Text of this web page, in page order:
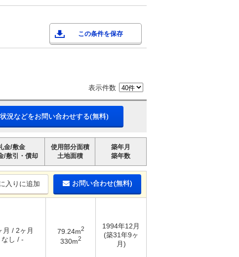
この条件を保存
表示件数
況などをお問い合わせする(無料)
金/敷金
/敷引・償却
使用部分面積
土地面積
築年月
築年数
入りに追加 お問い合わせ(無料)
月 / 2ヶ月
なし / -
79.24m2
330m2
1994年12月
(築31年9ヶ
月)